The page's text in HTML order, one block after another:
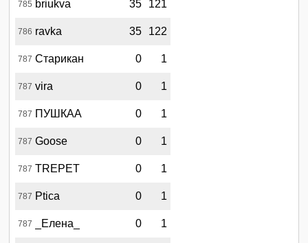
785 briukva 35 121
786 ravka 35 122
787 Старикан 0 1
787 vira 0 1
787 ПУШКАА 0 1
787 Goose 0 1
787 TREPET 0 1
787 Ptica 0 1
787 _Елена_ 0 1